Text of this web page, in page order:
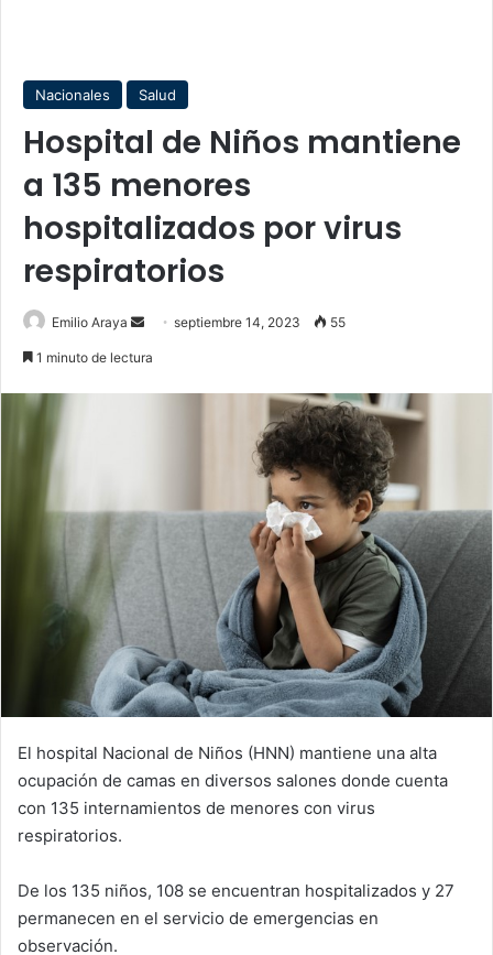
Nacionales Salud
Hospital de Niños mantiene
a 135 menores
hospitalizados por virus
respiratorios
Emilio Araya
Sendseptiembre 14, 2023 55
1 minuto de lectura
El hospital Nacional de Niños (HNN) mantiene una alta
ocupación de camas en diversos salones donde cuenta
con 135 internamientos de menores con virus
respiratorios.
De los 135 niños, 108 se encuentran hospitalizados y 27
permanecen en el servicio de emergencias en
observación.